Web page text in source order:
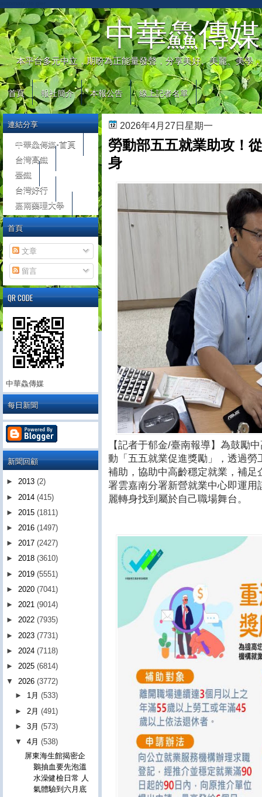
中華鱻傳媒
本平台多元中立，期盼為正能量發聲，分享美好、美麗、美學
首頁 報社簡介 本報公告 線上記者名單
2026年4月27日星期一
勞動部五五就業助攻！
身
【記者于郁金/臺南報導】為鼓勵
動「五五就業促進獎勵」，透過
補助，協助中高齡穩定就業，補
署雲嘉南分署新營就業中心即運
麗轉身找到屬於自己職場舞台。
連結分享
中華鱻傳媒-首頁
台灣高鐵
臺鐵
台灣好行
嘉南藥理大學
首頁
文章
留言
QR CODE
中華鱻傳媒
每日新聞
新聞回顧
► 2013 (2)
► 2014 (415)
► 2015 (1811)
► 2016 (1497)
► 2017 (2427)
► 2018 (3610)
► 2019 (5551)
► 2020 (7041)
► 2021 (9014)
► 2022 (7935)
► 2023 (7731)
► 2024 (7118)
► 2025 (6814)
▼ 2026 (3772)
► 1月(533)
► 2月(491)
►3月(573)
▼4月(538)
屏東海生館揭密企
鵝抽血要先泡溫
水澡健檢日常 人
氣體驗到六月底